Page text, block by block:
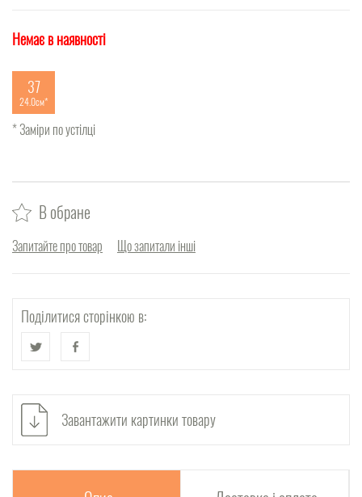
Немає в наявності
37
24.0см
* Заміри по устілці
В обране
Запитайте про товар Що запитали інші
Поділитися сторінкою в:
Завантажити картинки товару